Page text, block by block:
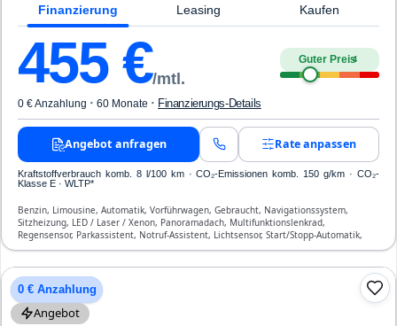
Finanzierung Leasing Kaufen
455€/mtl.
Guter Preis4
0 € Anzahlung · 60 Monate · Finanzierungs-Details
Angebot anfragen Rate anpassen
Kraftstoffverbrauch komb. 8 l/100 km · CO₂-Emissionen komb. 150 g/km · CO₂-
Klasse E · WLTP*
Benzin, Limousine, Automatik, Vorführwagen, Gebraucht, Navigationssystem,
Sitzheizung, LED / Laser / Xenon, Panoramadach, Multifunktionslenkrad,
Regensensor, Parkassistent, Notruf-Assistent, Lichtsensor, Start/Stopp-Automatik,
Bluetooth, Freisprecheinrichtung, Verkehrszeichen-Erkennung, ESP, ABS,
0 € Anzahlung
Angebot